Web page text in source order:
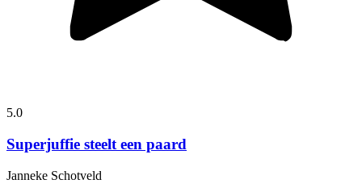
5.0
Superjuffie steelt een paard
Janneke Schotveld